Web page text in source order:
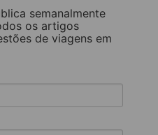
semanalmente
os artigos
de viagens em